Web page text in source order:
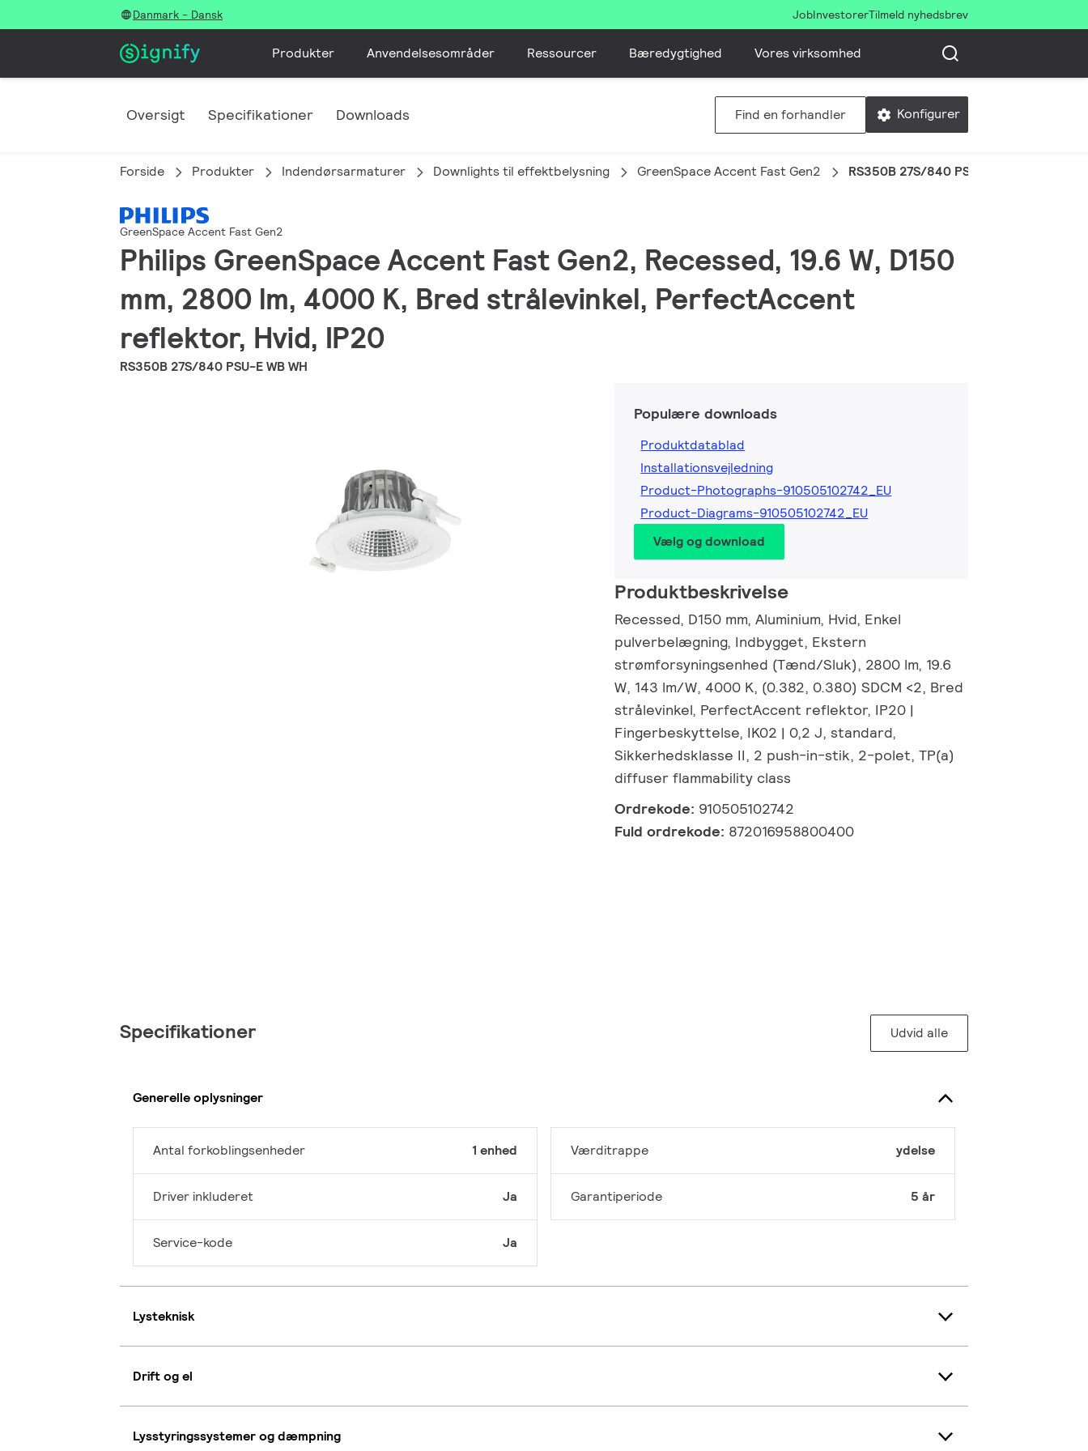
Danmark - Dansk JobInvestorerTilmeld nyhedsbrev
Produkter Anvendelsesområder Ressourcer Bæredygtighed Vores virksomhed
Oversigt Specifikationer Downloads Find en forhandler Konfigurer
Forside Produkter Indendørsarmaturer Downlights til effektbelysning GreenSpace Accent Fast Gen2 RS350B 27S/840 PSU-E WB WH
GreenSpace Accent Fast Gen2
Philips GreenSpace Accent Fast Gen2, Recessed, 19.6 W, D150
mm, 2800 lm, 4000 K, Bred strålevinkel, PerfectAccent
reflektor, Hvid, IP20
RS350B 27S/840 PSU-E WB WH
Populære downloads
Produktdatablad
Installationsvejledning
Product-Photographs-910505102742_EU
Product-Diagrams-910505102742_EU
Vælg og download
Produktbeskrivelse
Recessed, D150 mm, Aluminium, Hvid, Enkel
pulverbelægning, Indbygget, Ekstern
strømforsyningsenhed (Tænd/Sluk), 2800 lm, 19.6
W, 143 lm/W, 4000 K, (0.382, 0.380) SDCM <2, Bred
strålevinkel, PerfectAccent reflektor, IP20 |
Fingerbeskyttelse, IK02 | 0,2 J, standard,
Sikkerhedsklasse II, 2 push-in-stik, 2-polet, TP(a)
diffuser flammability class
Ordrekode: 910505102742
Fuld ordrekode: 872016958800400
Specifikationer Udvid alle
Generelle oplysninger
Antal forkoblingsenheder 1 enhed
Driver inkluderet Ja
Service-kode Ja
Værditrappe ydelse
Garantiperiode 5 år
Lysteknisk
Drift og el
Lysstyringssystemer og dæmpning